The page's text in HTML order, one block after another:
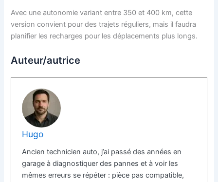
Avec une autonomie variant entre 350 et 400 km, cette
version convient pour des trajets réguliers, mais il faudra
planifier les recharges pour les déplacements plus longs.
Auteur/autrice
Hugo
Ancien technicien auto, j’ai passé des années en
garage à diagnostiquer des pannes et à voir les
mêmes erreurs se répéter : pièce pas compatible,